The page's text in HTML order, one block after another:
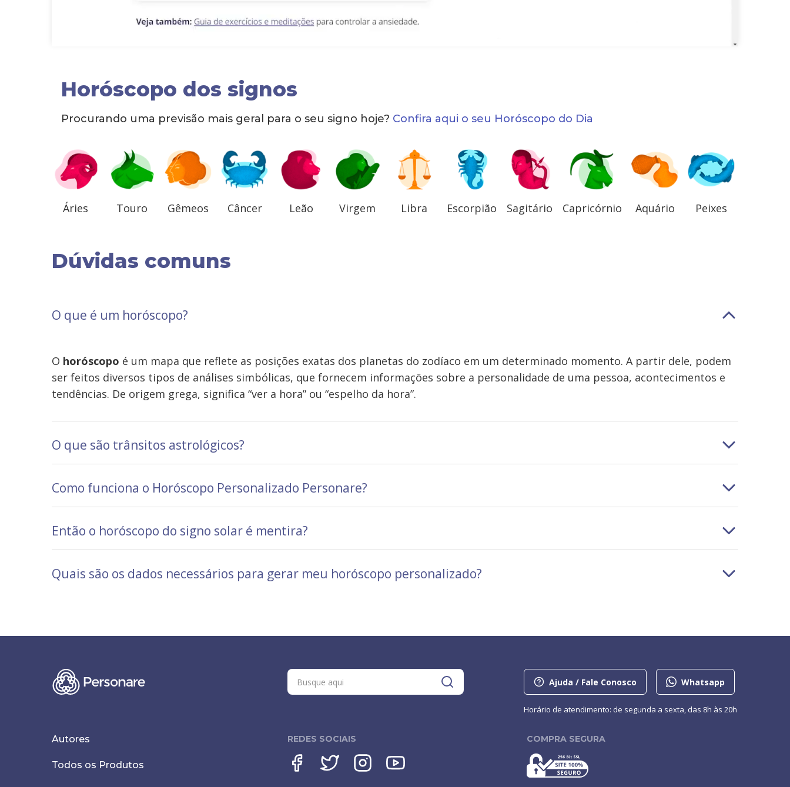
Horóscopo dos signos
Procurando uma previsão mais geral para o seu signo hoje? Confira aqui o seu Horóscopo do Dia
Áries Touro Gêmeos Câncer Leão Virgem Libra Escorpião Sagitário Capricórnio Aquário Peixes
Dúvidas comuns
O que é um horóscopo?
O horóscopo é um mapa que reflete as posições exatas dos planetas do zodíaco em um determinado momento. A partir dele, podem
ser feitos diversos tipos de análises simbólicas, que fornecem informações sobre a personalidade de uma pessoa, acontecimentos e
tendências. De origem grega, significa “ver a hora” ou “espelho da hora”.
O que são trânsitos astrológicos?
Como funciona o Horóscopo Personalizado Personare?
Então o horóscopo do signo solar é mentira?
Quais são os dados necessários para gerar meu horóscopo personalizado?
Ajuda / Fale Conosco Whatsapp
Horário de atendimento: de segunda a sexta, das 8h às 20h
Autores
Todos os Produtos
REDES SOCIAIS COMPRA SEGURA